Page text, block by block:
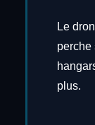
Le
plus.